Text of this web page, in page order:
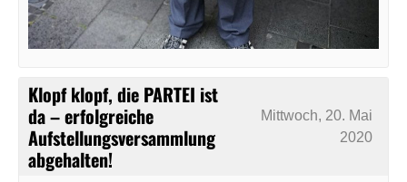
Klopf klopf, die PARTEI ist
da – erfolgreiche
Aufstellungsversammlung
abgehalten!
Mittwoch, 20. Mai
2020